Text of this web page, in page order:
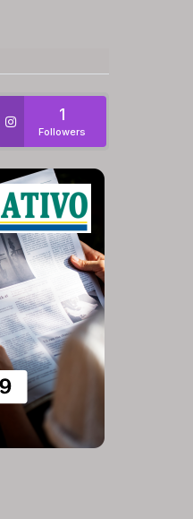
1
Followers